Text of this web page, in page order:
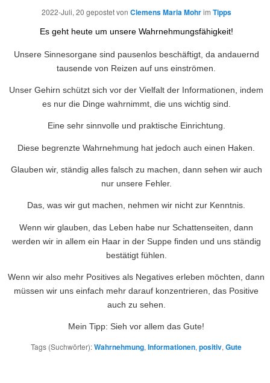
2022-Juli, 20 gepostet von Clemens Maria Mohrim Tipps
Es geht heute um unsere Wahrnehmungsfähigkeit!
Unsere Sinnesorgane sind pausenlos beschäftigt, da andauernd
tausende von Reizen auf uns einströmen.
Unser Gehirn schützt sich vor der Vielfalt der Informationen, indem
es nur die Dinge wahrnimmt, die uns wichtig sind.
Eine sehr sinnvolle und praktische Einrichtung.
Diese begrenzte Wahrnehmung hat jedoch auch einen Haken.
Glauben wir, ständig alles falsch zu machen, dann sehen wir auch
nur unsere Fehler.
Das, was wir gut machen, nehmen wir nicht zur Kenntnis.
Wenn wir glauben, das Leben habe nur Schattenseiten, dann
werden wir in allem ein Haar in der Suppe finden und uns ständig
bestätigt fühlen.
Wenn wir also mehr Positives als Negatives erleben möchten, dann
müssen wir uns einfach mehr darauf konzentrieren, das Positive
auch zu sehen.
Mein Tipp: Sieh vor allem das Gute!
Tags (Suchwörter):Wahrnehmung, Informationen, positiv, Gute